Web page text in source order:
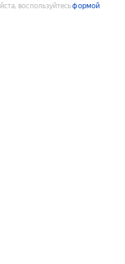
воспользуйтесьформой